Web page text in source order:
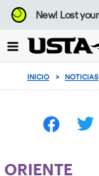
Enfoque
desde
botón
volver
principio
New!Lost
INICIO > NOTICIAS
ORIENTE